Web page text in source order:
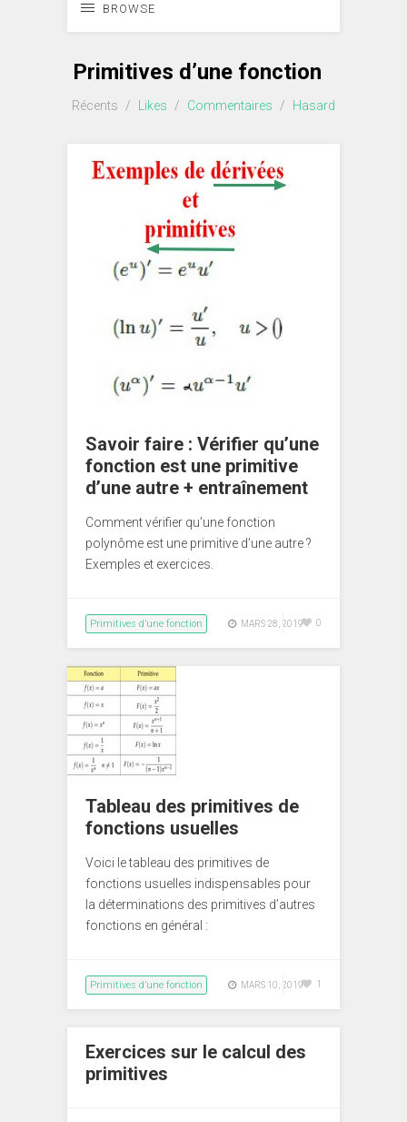
BROWSE
Primitives d’une fonction
Récents / Likes / Commentaires / Hasard
Savoir faire : Vérifier qu’une
fonction est une primitive
d’une autre + entraînement
Comment vérifier qu’une fonction
polynôme est une primitive d’une autre ?
Exemples et exercices.
Primitives d’une fonction MARS 28, 2019 0
Tableau des primitives de
fonctions usuelles
Voici le tableau des primitives de
fonctions usuelles indispensables pour
la déterminations des primitives d’autres
fonctions en général :
Primitives d’une fonction MARS 10, 2019 1
Exercices sur le calcul des
primitives